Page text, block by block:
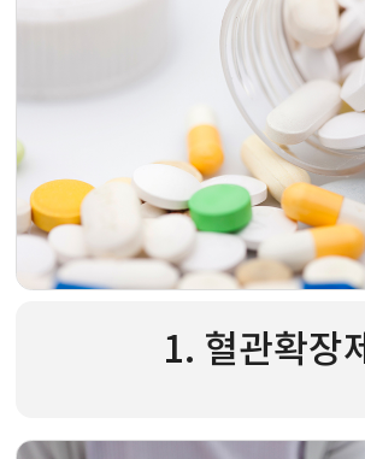
1. 혈관확장제